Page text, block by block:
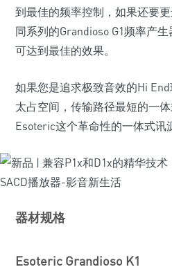
到最佳的频率控制，如果还要
同系列的Grandioso G1频率产
可达到最佳的效果。
如果您是追求极致音效的Hi
太占空间，传输路径最短的一
Esoteric这个革命性的一体式讯
器材规格
Esoteric Grandioso K1